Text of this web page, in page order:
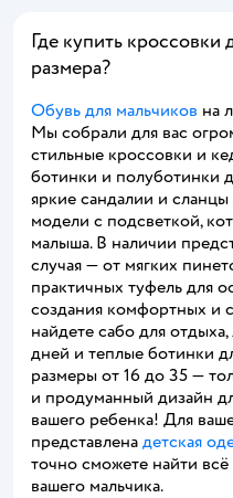
Где купить кроссовки
размера?
Обувь для мальчиков на
Мы собрали для вас
стильные кроссовки и
ботинки и полуботинки
яркие сандалии и сланцы
модели с подсветкой,
малыша. В наличии
случая — от мягких
практичных туфель для
создания комфортных и
найдете сабо для
дней и теплые ботинки
размеры от 16 до 35 —
и продуманный дизайн
вашего ребенка! Для
представлена детская
точно сможете найти
вашего мальчика.